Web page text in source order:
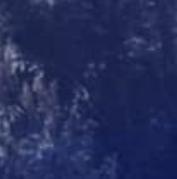
података о